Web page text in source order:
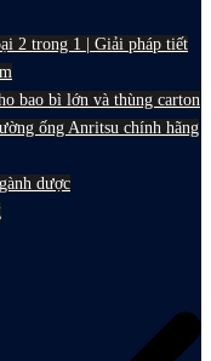
2 trong 1 | Giải pháp tiết
bao bì lớn và thùng carton
ống Anritsu chính hãng
dược